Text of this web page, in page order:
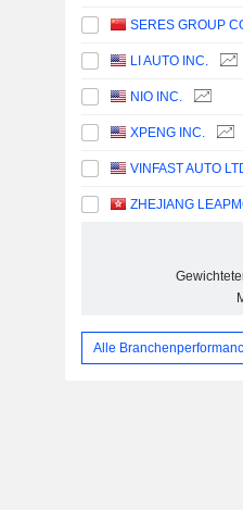
SERES GROUP
LI AUTO INC.
NIO INC.
XPENG INC.
VINFAST AUTO
Alle